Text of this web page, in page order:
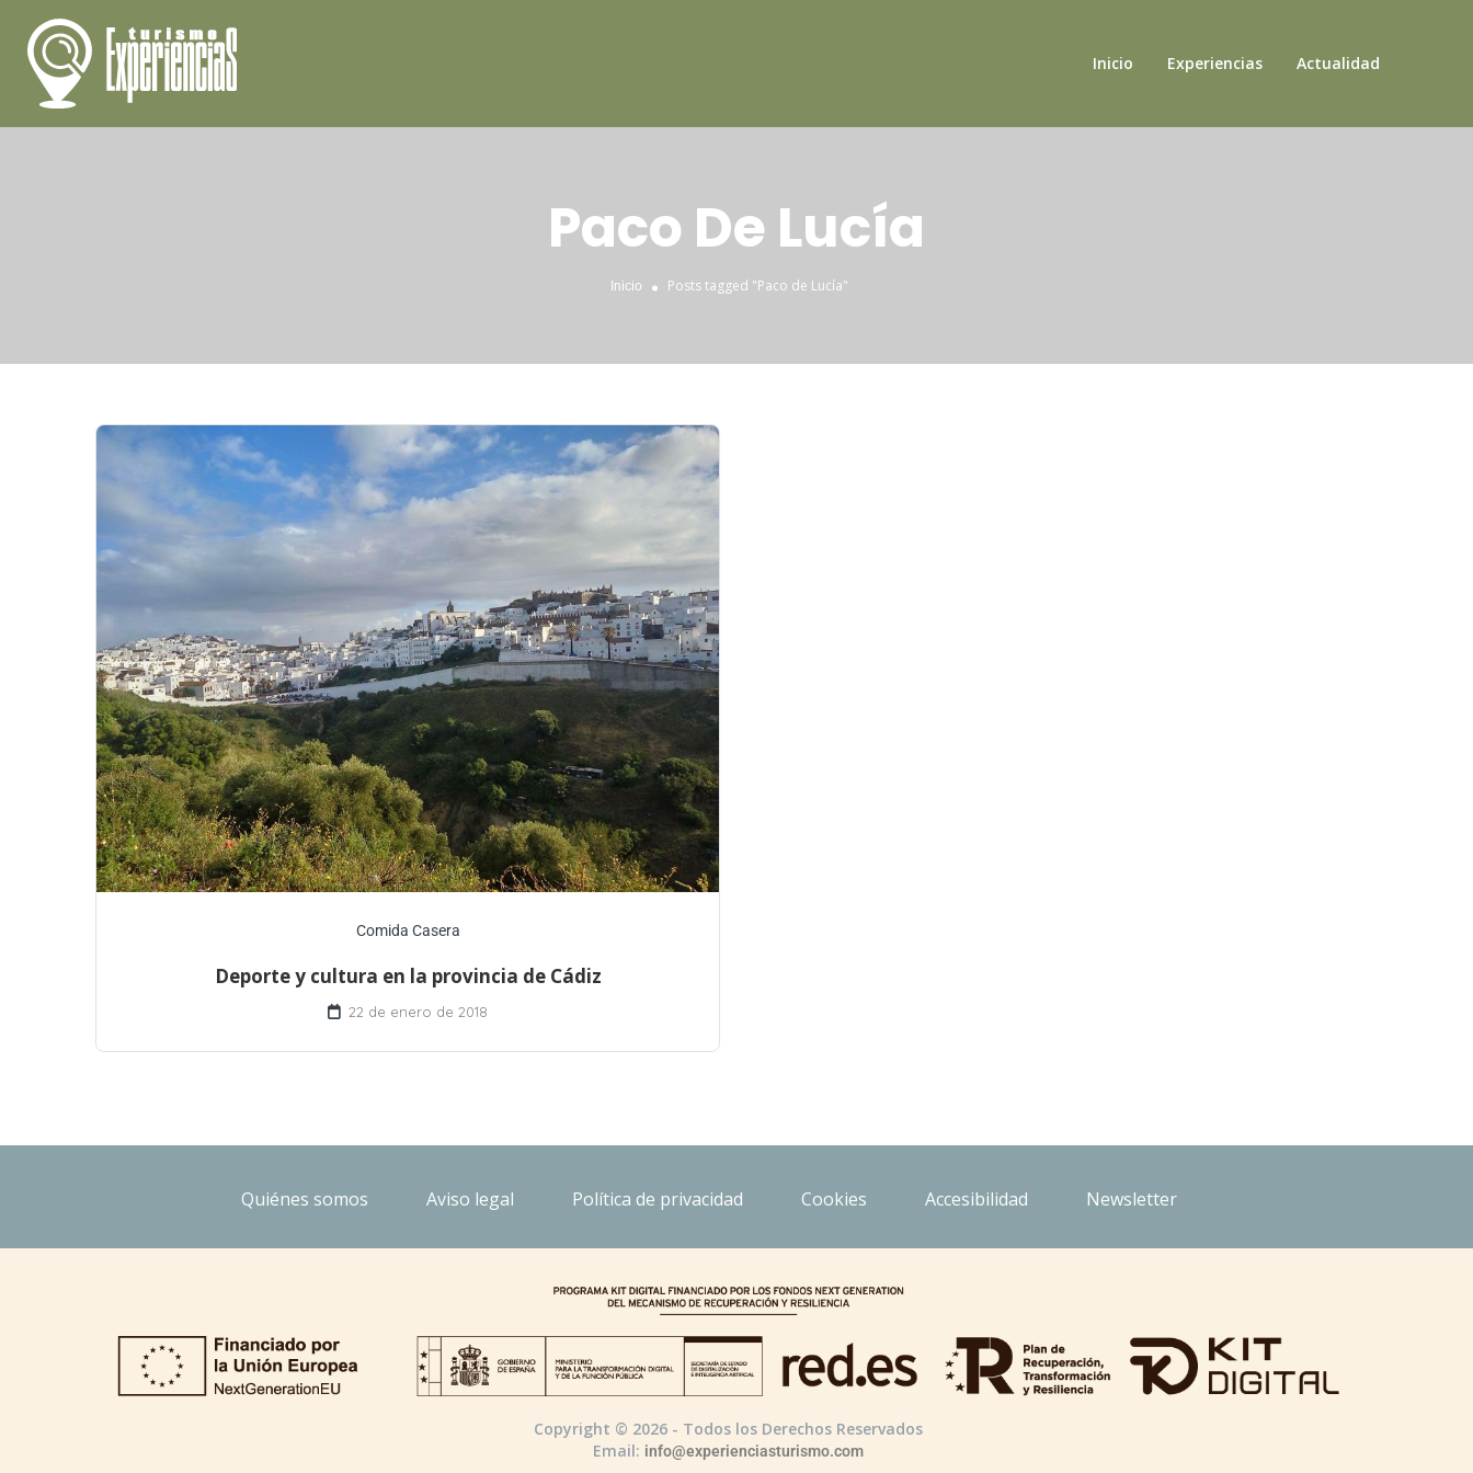
Inicio Experiencias Actualidad
Paco De Lucía
Inicio Posts tagged "Paco de Lucía"
Comida Casera
Deporte y cultura en la provincia de Cádiz
22 de enero de 2018
Quiénes somos Aviso legal Política de privacidad Cookies Accesibilidad Newsletter
Copyright © 2026 - Todos los Derechos Reservados
Email: info@experienciasturismo.com